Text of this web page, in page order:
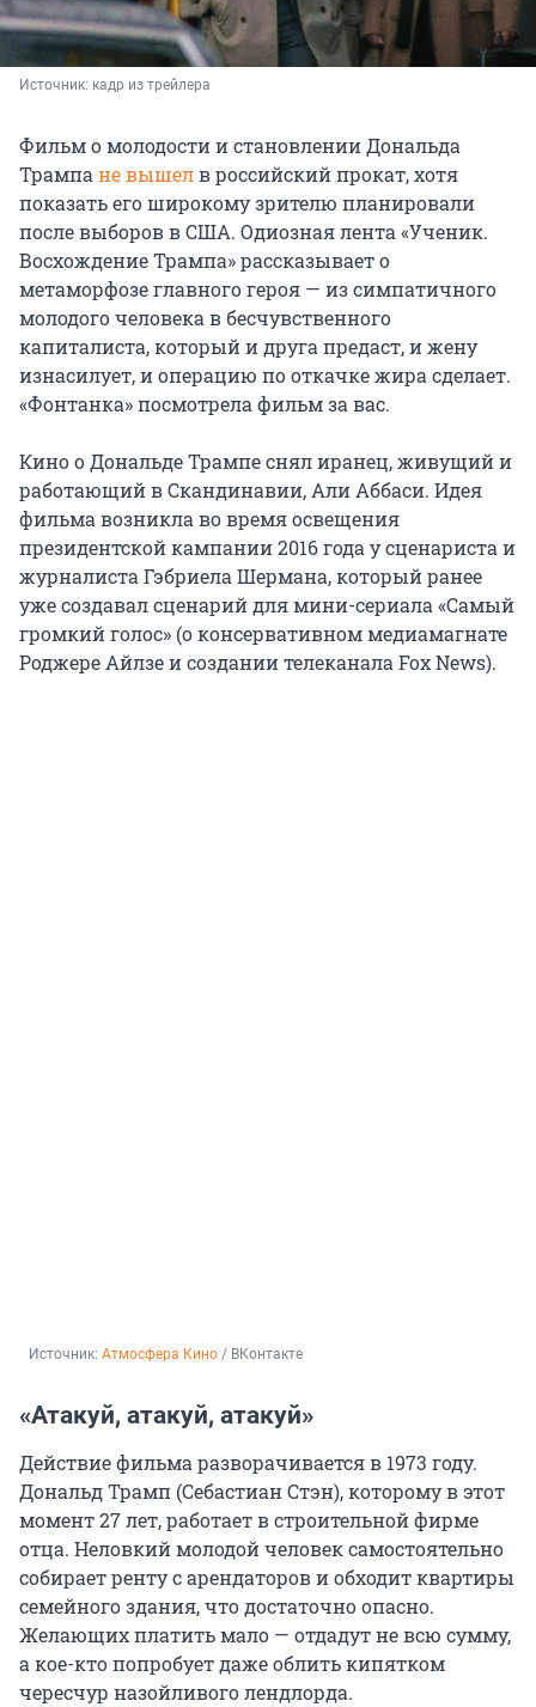
Источник: кадр из трейлера
Фильм о молодости и становлении Дональда
Трампа не вышелв российский прокат, хотя
показать его широкому зрителю планировали
после выборов в США. Одиозная лента «Ученик.
Восхождение Трампа» рассказывает о
метаморфозе главного героя — из симпатичного
молодого человека в бесчувственного
капиталиста, который и друга предаст, и жену
изнасилует, и операцию по откачке жира сделает.
«Фонтанка» посмотрела фильм за вас.
Кино о Дональде Трампе снял иранец, живущий и
работающий в Скандинавии, Али Аббаси. Идея
фильма возникла во время освещения
президентской кампании 2016 года у сценариста и
журналиста Гэбриела Шермана, который ранее
уже создавал сценарий для мини-сериала «Самый
громкий голос» (о консервативном медиамагнате
Роджере Айлзе и создании телеканала Fox News).
Источник: Атмосфера Кино / ВКонтакте
«Атакуй, атакуй, атакуй»
Действие фильма разворачивается в 1973 году.
Дональд Трамп (Себастиан Стэн), которому в этот
момент 27 лет, работает в строительной фирме
отца. Неловкий молодой человек самостоятельно
собирает ренту с арендаторов и обходит квартиры
семейного здания, что достаточно опасно.
Желающих платить мало — отдадут не всю сумму,
а кое-кто попробует даже облить кипятком
чересчур назойливого лендлорда.